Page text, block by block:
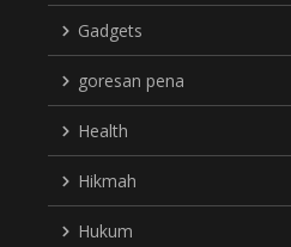
Gadgets
goresan pena
Health
Hikmah
Hukum